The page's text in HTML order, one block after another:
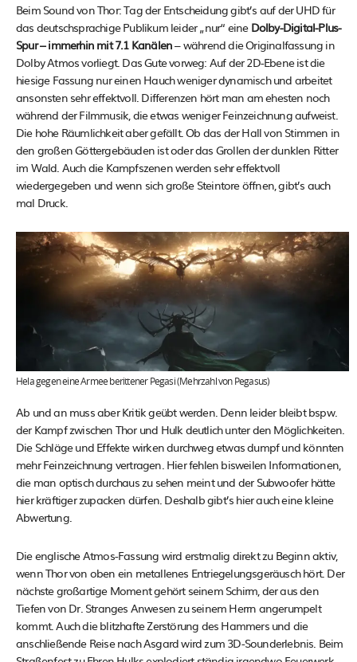
Beim Sound von Thor: Tag der Entscheidung gibt’s auf der UHD für
das deutschsprachige Publikum leider „nur“ eine Dolby-Digital-Plus-
Spur – immerhin mit 7.1 Kanälen– während die Originalfassung in
Dolby Atmos vorliegt. Das Gute vorweg: Auf der 2D-Ebene ist die
hiesige Fassung nur einen Hauch weniger dynamisch und arbeitet
ansonsten sehr effektvoll. Differenzen hört man am ehesten noch
während der Filmmusik, die etwas weniger Feinzeichnung aufweist.
Die hohe Räumlichkeit aber gefällt. Ob das der Hall von Stimmen in
den großen Göttergebäuden ist oder das Grollen der dunklen Ritter
im Wald. Auch die Kampfszenen werden sehr effektvoll
wiedergegeben und wenn sich große Steintore öffnen, gibt’s auch
mal Druck.
Hela gegen eine Armee berittener Pegasi (Mehrzahl von Pegasus)
Ab und an muss aber Kritik geübt werden. Denn leider bleibt bspw.
der Kampf zwischen Thor und Hulk deutlich unter den Möglichkeiten.
Die Schläge und Effekte wirken durchweg etwas dumpf und könnten
mehr Feinzeichnung vertragen. Hier fehlen bisweilen Informationen,
die man optisch durchaus zu sehen meint und der Subwoofer hätte
hier kräftiger zupacken dürfen. Deshalb gibt’s hier auch eine kleine
Abwertung.
Die englische Atmos-Fassung wird erstmalig direkt zu Beginn aktiv,
wenn Thor von oben ein metallenes Entriegelungsgeräusch hört. Der
nächste großartige Moment gehört seinem Schirm, der aus den
Tiefen von Dr. Stranges Anwesen zu seinem Herrn angerumpelt
kommt. Auch die blitzhafte Zerstörung des Hammers und die
anschließende Reise nach Asgard wird zum 3D-Sounderlebnis. Beim